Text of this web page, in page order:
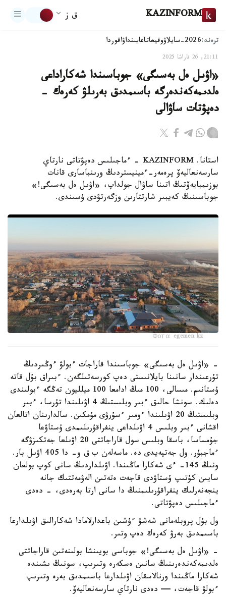
KAZINFORM ق ز
ترەند:2026-سايلاۋ وقيعاتاعايىنداۋاقوردا
21:11, 26 قاراشا 2025
«اۋىل ەل بەسىگى» جوباسىندا شەكاراداعى
ەلدىمەكەندەرگە باسىمدىق بەرىلۋ كەرەك -
دەپۋتات ساۋالى
استانا. KAZINFORM - ءماجىلىس دەپۋتاتى نارتاي
سارسەنعاليەۆ پرەمەر-ءمينيستردىڭ ورىنباسارى قانات
بوزىمبايەۆتىڭ اتىنا ساۋال جولداپ، «اۋىل ەل بەسىگى!»
جوباسىنىڭ كەيبىر شارتتارىن وزگەرتۋدى ۇسىندى.
Фото: egemen.kz
- «اۋىل ەل بەسىگى» جوباسىندا قاراجات ءبولۋ ءوڭىردىڭ
تۇرعىندار سانىنا بايلانىستى دەپ كورسەتىلگەن. ءبىراق بۇل قاتە
ۇستانىم. مىسالى، 100 مىڭ ادامعا 100 ميلليون تەڭگە ءبولىندى
دەلىك. سونشا حالىق ءبىر وبلىستىڭ 4 اۋىلىندا تۇرسا، ءبىر
وبلىستىڭ 20 اۋىلىندا ءومىر ءسۇرۋى مۇمكىن. سالدارىنان اتالعان
اقشانى ءبىر وبلىس 4 اۋىلداعى ينفراقۇرىلىمدى ۇستاۋعا
جۇمساسا، باسقا وبلىس سول قاراجاتتى 20 اۋىلعا جەتكىزۋگە
ءماجبۇر. ول جەتپەيدى دە. ماسەلەن ب ق و- دا 405 اۋىل بار.
ونىڭ 145- ءى شەكارا ماڭىندا. اۋىلداردىڭ سانى كوپ بولعان
سايىن كۇتىپ ۇستاۋدى قاجەت ەتەتىن الەۋمەتتىك جانە
ينجەنەرلىك ينفراقۇرىلىمنىڭ دا سانى ارتا بەرەدى، - دەدى
ءماجىلىس دەپۋتاتى.
ول بۇل پروبلەمانى شەشۋ ءۇشىن باعدارلامادا شەكارالىق اۋىلدارعا
باسىمدىق بەرۋ كەرەك دەپ وتىر.
- «اۋىل ەل بەسىگى!» جوباسى بويىنشا بولىنەتىن قاراجاتتى
ەلدىمەكەندەرىنىڭ سانىن ەسكەرە وتىرىپ، سونىڭ ىشىندە
شەكارا ماڭىندا ورنالاسقان اۋىلدارعا باسىمدىق بەرە وتىرىپ
ءبولۋ قاجەت، — دەدى نارتاي سارسەنعاليەۆ.